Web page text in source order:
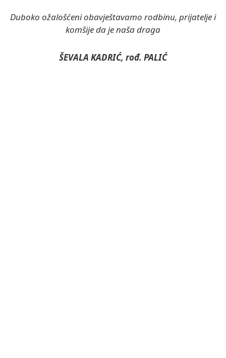
Duboko ožalošćeni obavještavamo rodbinu, prijatelje i
komšije da je naša draga
ŠEVALA KADRIĆ, rođ. PALIĆ